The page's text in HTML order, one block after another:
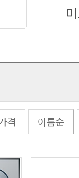
격 이름순